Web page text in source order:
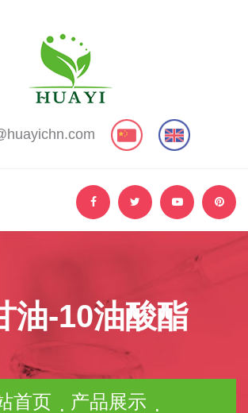
油-10油酸酯
首页
产品展示